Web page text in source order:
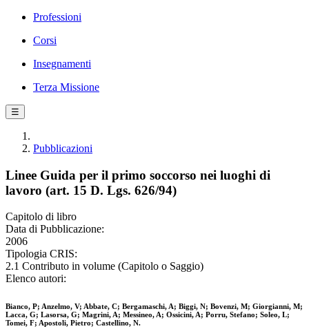
Professioni
Corsi
Insegnamenti
Terza Missione
☰
Pubblicazioni
Linee Guida per il primo soccorso nei luoghi di
lavoro (art. 15 D. Lgs. 626/94)
Capitolo di libro
Data di Pubblicazione:
2006
Tipologia CRIS:
2.1 Contributo in volume (Capitolo o Saggio)
Elenco autori:
Bianco, P; Anzelmo, V; Abbate, C; Bergamaschi, A; Biggi, N; Bovenzi, M; Giorgianni, M;
Lacca, G; Lasorsa, G; Magrini, A; Messineo, A; Ossicini, A; Porru, Stefano; Soleo, L;
Tomei, F; Apostoli, Pietro; Castellino, N.